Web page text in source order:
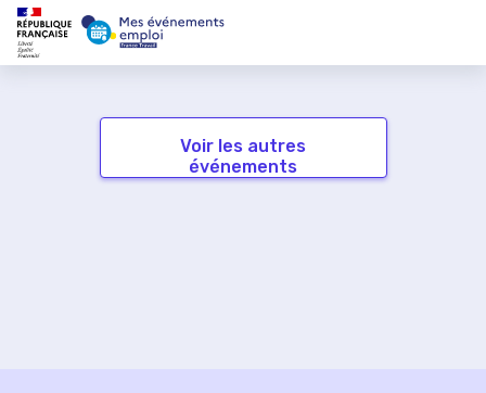
Voir les autres
événements